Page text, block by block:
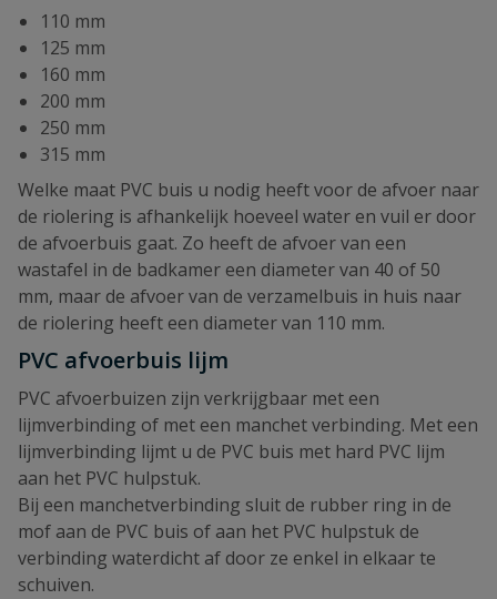
110 mm
125 mm
160 mm
200 mm
250 mm
315 mm
Welke maat PVC buis u nodig heeft voor de afvoer naar
de riolering is afhankelijk hoeveel water en vuil er door
de afvoerbuis gaat. Zo heeft de afvoer van een
wastafel in de badkamer een diameter van 40 of 50
mm, maar de afvoer van de verzamelbuis in huis naar
de riolering heeft een diameter van 110 mm.
PVC afvoerbuis lijm
PVC afvoerbuizen zijn verkrijgbaar met een
lijmverbinding of met een manchet verbinding. Met een
lijmverbinding lijmt u de PVC buis met hard PVC lijm
aan het PVC hulpstuk.
Bij een manchetverbinding sluit de rubber ring in de
mof aan de PVC buis of aan het PVC hulpstuk de
verbinding waterdicht af door ze enkel in elkaar te
schuiven.